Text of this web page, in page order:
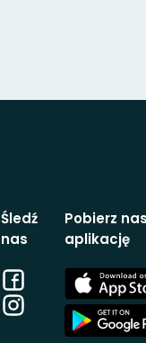
Śledź
nas
Facebook
Instagram
Pobierz
aplikację
App
Store
App
Store